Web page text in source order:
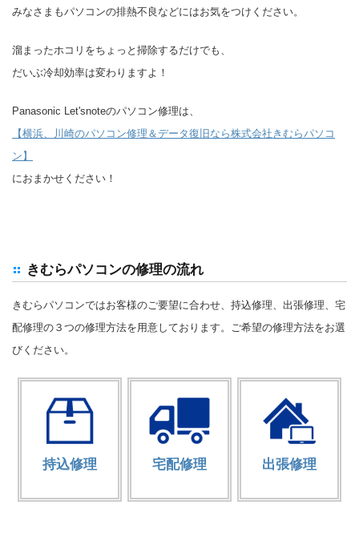
みなさまもパソコンの排熱不良などにはお気をつけください。
溜まったホコリをちょっと掃除するだけでも、
だいぶ冷却効率は変わりますよ！
Panasonic Let'snoteのパソコン修理は、
【横浜、川崎のパソコン修理＆データ復旧なら株式会社きむらパソコ
ン】
におまかせください！
きむらパソコンの修理の流れ
きむらパソコンではお客様のご要望に合わせ、持込修理、出張修理、宅
配修理の３つの修理方法を用意しております。ご希望の修理方法をお選
びください。
持込修理 宅配修理 出張修理